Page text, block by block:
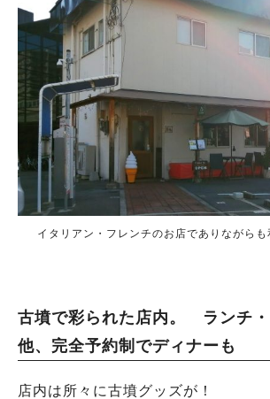
イタリアン・フレンチのお店でありながらも
古墳で彩られた店内。 ランチ
他、完全予約制でディナーも
店内は所々に古墳グッズが！